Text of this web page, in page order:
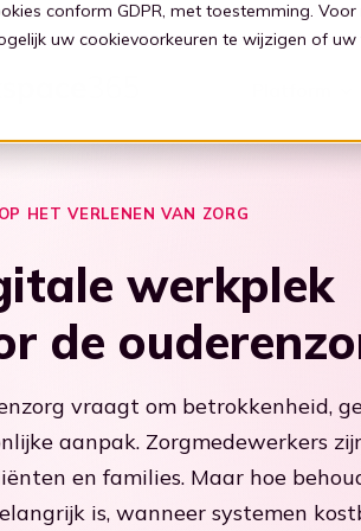
conform GDPR, met toestemming.
uw cookievoorkeuren te wijzigen of
Intelligente werkplek
werkplek
1: Vereenvoudigen
al je apps
de digitale gids
3: Intelligentie
Zorg
op de zorg
Voor partners
een partner
je klanten een
en veilige
digitale werkplek door
portaal
Partner portaal.
Blog
transformatie
door tech
Employee Experience
naar de cloud
brug tussen oud en nieuw
HET VERLENEN VAN ZORG
werkplek
de
vraagt om betrokkenheid,
aanpak. Zorgmedewerkers
en families. Maar hoe
is, wanneer systemen